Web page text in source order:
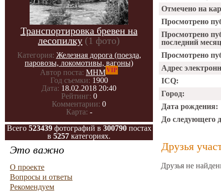
Транспортировка бревен на
лесопилку (1 фото)
Категория: Железная дорога (поезда,
паровозы, локомотивы, вагоны)
Автор поста: МНМVIP
Год съемки: 1900
Дата: 18.02.2018 20:40
Рейтинг: 0
Комментарии: 0
Карта: -
Всего 523439фотографий в 300790постах
в 5257 категориях.
Это важно
О проекте
Вопросы и ответы
Рекомендуем
Отмечено на
Просмотрено
Просмотрено
последний
Просмотрено
Адрес
ICQ:
Город:
Дата рождения:
До следующего
Друзья
Друзья не